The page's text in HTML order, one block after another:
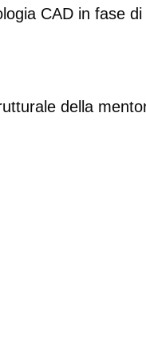
CAD in fase
della